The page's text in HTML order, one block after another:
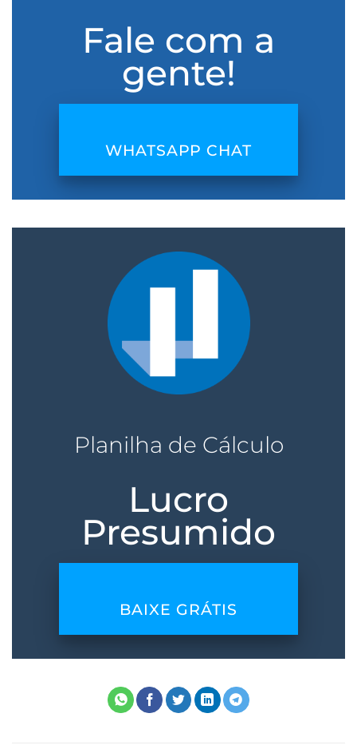
Fale com a
gente!
WHATSAPP CHAT
Planilha de Cálculo
Lucro
Presumido
BAIXE GRÁTIS